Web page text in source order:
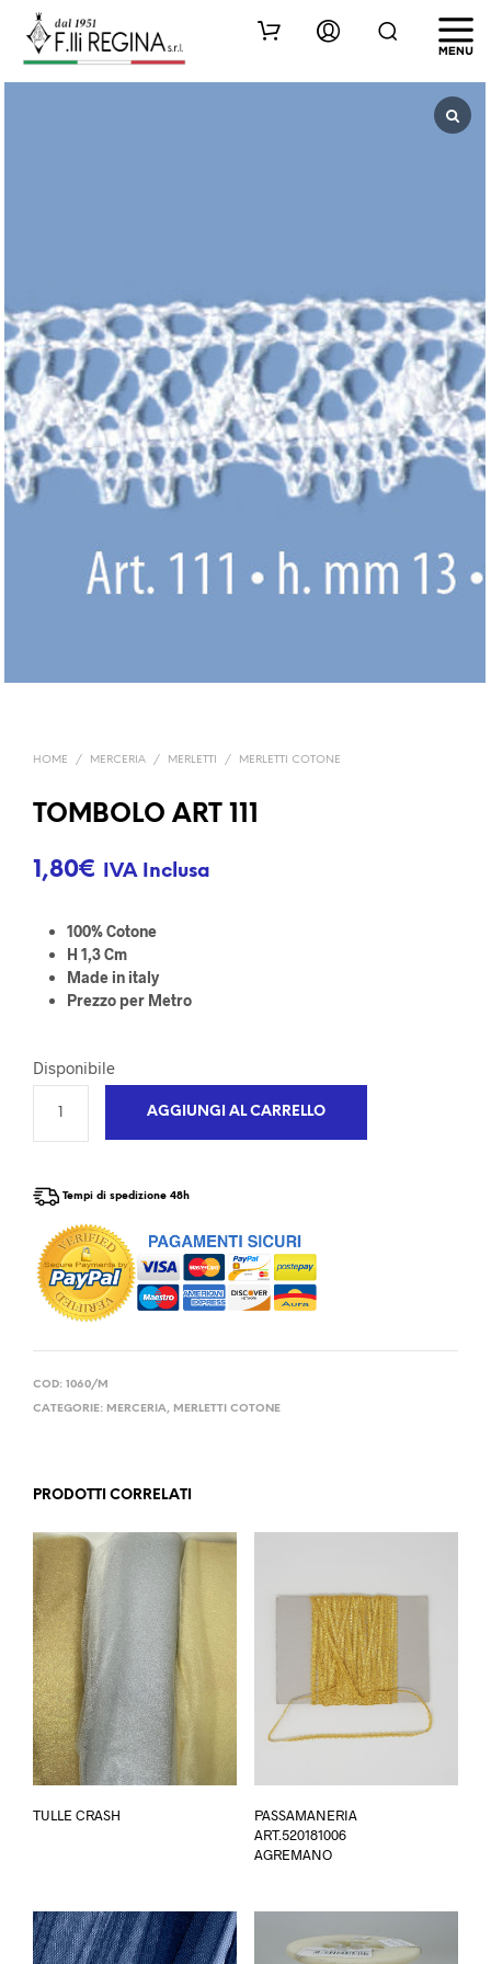
HOME / MERCERIA / MERLETTI / MERLETTI COTONE
TOMBOLO ART 111
1,80€ IVA Inclusa
100% Cotone
H 1,3 Cm
Made in italy
Prezzo per Metro
Disponibile
AGGIUNGI AL CARRELLO
Tempi di spedizione 48h
COD: 1060/M
CATEGORIE: MERCERIA, MERLETTI COTONE
PRODOTTI CORRELATI
TULLE CRASH
Le
opzioni
possono
PASSAMANERIA
ART.520181006
AGREMANO